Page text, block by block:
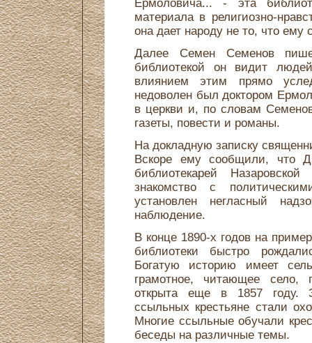
Ермоловича... - эта
материала в религиозно-
она дает народу не то, что ему
Далее Семен Семенов
библиотекой он видит
влиянием этим прямо
недоволен был доктором
в церкви и, по словам
газеты, повести и романы.
На докладную записку
Вскоре ему сообщили, что
библиотекарей
знакомство с
установлен негласный
наблюдение.
В конце 1890-х годов на
библиотеки быстро
Богатую историю имеет
грамотное, читающее село,
открыта еще в 1857 году.
ссыльных крестьяне стали
Многие ссыльные обучали
беседы на различные темы.